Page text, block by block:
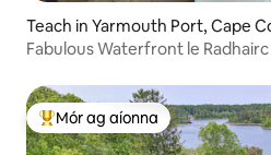
Teach in Yarmouth Port, Cape
Fabulous Waterfront le
An-mhór ag aíonna
Mór ag aíonna